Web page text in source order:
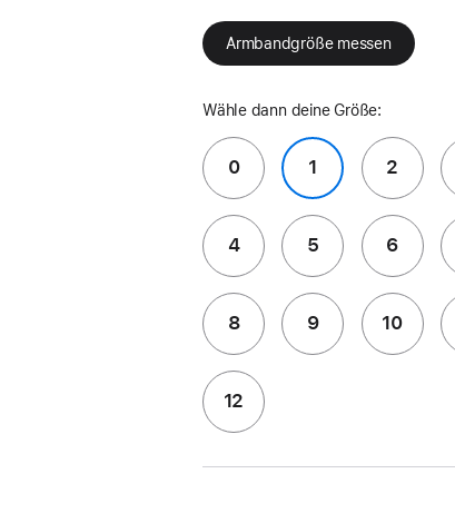
Armbandgröße messen
Wähle dann deine Größe:
0 1 2
4 5 6
8 9 10
12